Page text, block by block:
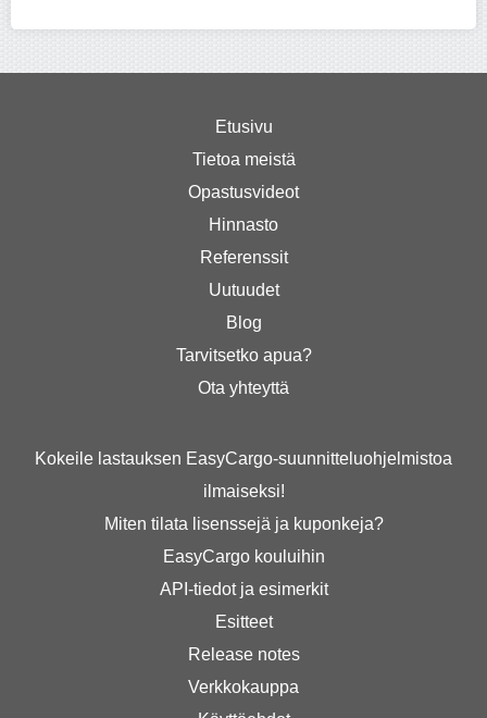
Etusivu
Tietoa meistä
Opastusvideot
Hinnasto
Referenssit
Uutuudet
Blog
Tarvitsetko apua?
Ota yhteyttä
Kokeile lastauksen EasyCargo-suunnitteluohjelmistoa
ilmaiseksi!
Miten tilata lisenssejä ja kuponkeja?
EasyCargo kouluihin
API-tiedot ja esimerkit
Esitteet
Release notes
Verkkokauppa